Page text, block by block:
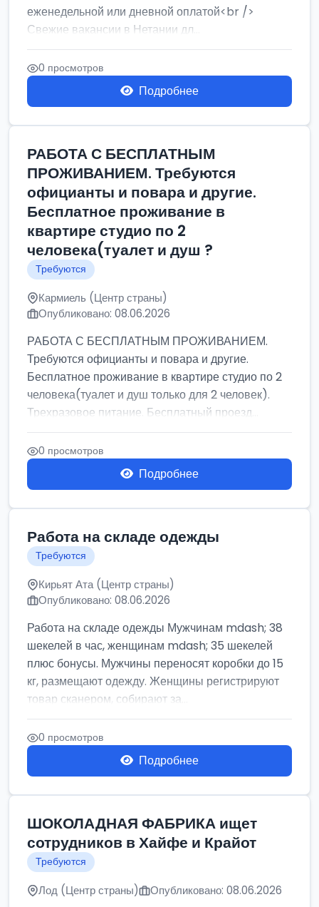
еженедельной или дневной оплатой<br />
Свежие вакансии в Нетании дл...
0 просмотров
Подробнее
РАБОТА С БЕСПЛАТНЫМ
ПРОЖИВАНИЕМ. Требуются
официанты и повара и другие.
Бесплатное проживание в
квартире студио по 2
человека(туалет и душ ?
Требуются
Кармиель (Центр страны)
Опубликовано: 08.06.2026
РАБОТА С БЕСПЛАТНЫМ ПРОЖИВАНИЕМ.
Требуются официанты и повара и другие.
Бесплатное проживание в квартире студио по 2
человека(туалет и душ только для 2 человек).
Трехразовое питание. Бесплатный проезд...
0 просмотров
Подробнее
Работа на складе одежды
Требуются
Кирьят Ата (Центр страны)
Опубликовано: 08.06.2026
Работа на складе одежды Мужчинам mdash; 38
шекелей в час, женщинам mdash; 35 шекелей
плюс бонусы. Мужчины переносят коробки до 15
кг, размещают одежду. Женщины регистрируют
товар сканером, собирают за...
0 просмотров
Подробнее
ШОКОЛАДНАЯ ФАБРИКА ищет
сотрудников в Хайфе и Крайот
Требуются
Лод (Центр страны) Опубликовано: 08.06.2026